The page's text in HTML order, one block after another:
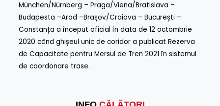
München/Nürnberg – Praga/Viena/Bratislava –
Budapesta –Arad –Brașov/Craiova – București –
Constanța a început oficial în data de 12 octombrie
2020 când ghișeul unic de coridor a publicat Rezerva
de Capacitate pentru Mersul de Tren 2021 în sistemul
de coordonare trase.